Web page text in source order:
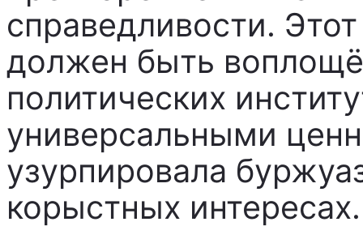
справедливости.
должен быть
политических
универсальными
узурпировала
корыстных интересах.